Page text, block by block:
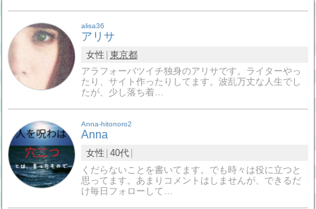
alisa36
アリサ
女性 東京都
アラフォーバツイチ独身のアリサです。ライターやっ
たり、サイト作ったりしてます。波乱万丈な人生でし
たが、少し落ち着…
Anna-hitonoro2
Anna
女性 40代
くだらないことを書いてます。でも時々は役に立つと
思ってます。あまりコメントはしませんが、できるだ
け毎日フォローして…